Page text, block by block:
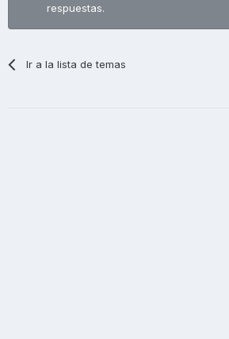
respuestas.
Ir a la lista de temas